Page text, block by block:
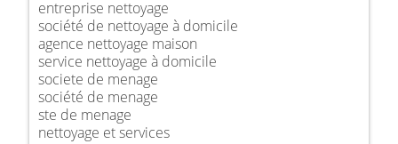
entreprise nettoyage
société de nettoyage à domicile
agence nettoyage maison
service nettoyage à domicile
societe de menage
société de menage
ste de menage
nettoyage et services